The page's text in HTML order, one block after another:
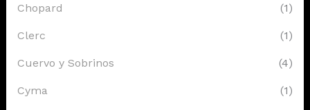
Chopard (1)
Clerc (1)
Cuervo y Sobrinos (4)
Cyma (1)